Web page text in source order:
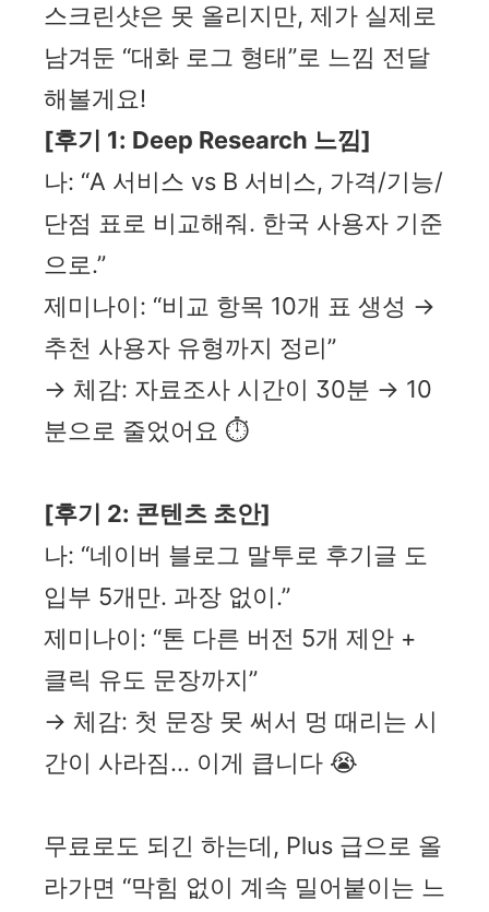
스크린샷은 못 올리지만, 제가 실제로
남겨둔 “대화 로그 형태”로 느낌 전달
해볼게요!
[후기 1: Deep Research 느낌]
나: “A 서비스 vs B 서비스, 가격/기능/
단점 표로 비교해줘. 한국 사용자 기준
으로.”
제미나이: “비교 항목 10개 표 생성 →
추천 사용자 유형까지 정리”
→ 체감: 자료조사 시간이 30분 → 10
분으로 줄었어요 ⏱️
[후기 2: 콘텐츠 초안]
나: “네이버 블로그 말투로 후기글 도
입부 5개만. 과장 없이.”
제미나이: “톤 다른 버전 5개 제안 +
클릭 유도 문장까지”
→ 체감: 첫 문장 못 써서 멍 때리는 시
간이 사라짐… 이게 큽니다 😭
무료로도 되긴 하는데, Plus 급으로 올
라가면 “막힘 없이 계속 밀어붙이는 느